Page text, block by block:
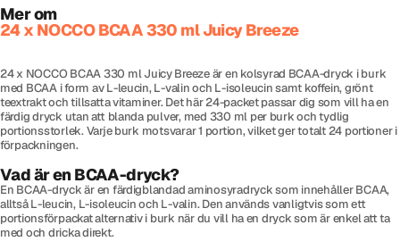
Mer om
24 x NOCCO BCAA 330 ml Juicy Breeze
24 x NOCCO BCAA 330 ml Juicy Breeze är en kolsyrad BCAA-dryck i burk
med BCAA i form av L-leucin, L-valin och L-isoleucin samt koffein, grönt
teextrakt och tillsatta vitaminer. Det här 24-packet passar dig som vill ha en
färdig dryck utan att blanda pulver, med 330 ml per burk och tydlig
portionsstorlek. Varje burk motsvarar 1 portion, vilket ger totalt 24 portioner i
förpackningen.
Vad är en BCAA-dryck?
En BCAA-dryck är en färdigblandad aminosyradryck som innehåller BCAA,
alltså L-leucin, L-isoleucin och L-valin. Den används vanligtvis som ett
portionsförpackat alternativ i burk när du vill ha en dryck som är enkel att ta
med och dricka direkt.